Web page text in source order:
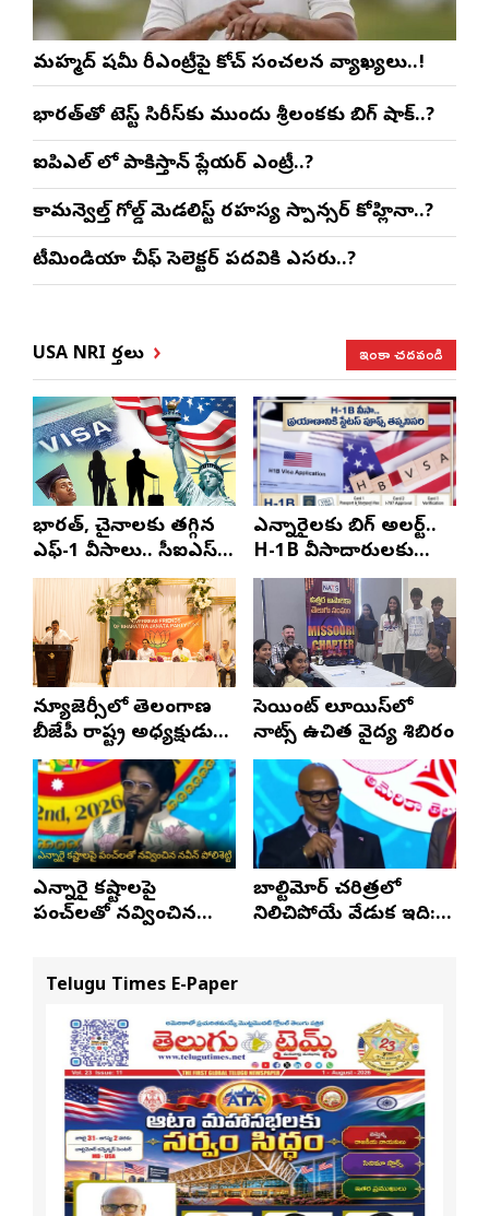
మహ్మద్ షమీ రీఎంట్రీపై కోచ్ సంచలన వ్యాఖ్యలు..!
భారత్‌తో టెస్ట్ సిరీస్‌కు ముందు శ్రీలంకకు బిగ్ షాక్..?
ఐపిఎల్ లో పాకిస్తాన్ ప్లేయర్ ఎంట్రీ..?
కామన్వెల్త్ గోల్డ్ మెడలిస్ట్ రహస్య స్పాన్సర్ కోహ్లినా..?
టీమిండియా చీఫ్ సెలెక్టర్ పదవికి ఎసరు..?
USA NRI వార్తలు ఇంకా చదవండి
భారత్, చైనాలకు తగ్గిన
ఎఫ్-1 వీసాలు.. సీఐఎస్
నివేదిక..!
ఎన్నారైలకు బిగ్ అలర్ట్..
H-1B వీసాదారులకు
ప్రయాణ సమయంలో
స్టేటస్ ప్రూఫ్స్ తప్పనిసరి..!
న్యూజెర్సీలో తెలంగాణ
బీజేపీ రాష్ట్ర అధ్యక్షుడు
ఎన్. రాంచందర్‌రావుకు
ఘన స్వాగతం
సెయింట్ లూయిస్‌లో
నాట్స్ ఉచిత వైద్య శిబిరం
ఎన్నారై కష్టాలపై
పంచ్‌లతో నవ్వించిన
బాల్టిమోర్ చరిత్రలో
నిలిచిపోయే వేడుక ఇది:
Telugu Times E-Paper